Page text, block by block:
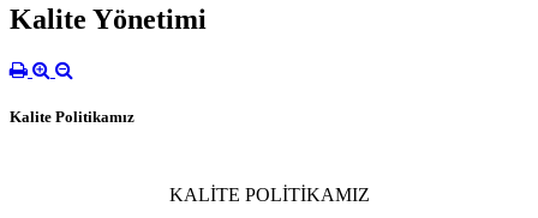
Kalite Yönetimi
Kalite Politikamız
KALİTE POLİTİKAMIZ